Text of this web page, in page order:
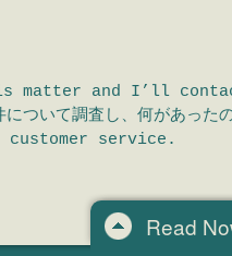
matter and I’ll
いて調査し、何があった
customer service.
Read